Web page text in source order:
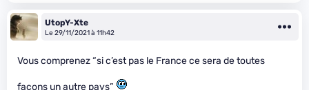
UtopY-Xte
Le 29/11/2021 à 11h42
Vous comprenez “si c’est pas le France ce sera de toutes
façons un autre pays”